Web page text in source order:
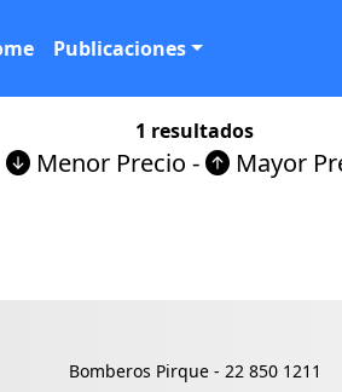
Publicaciones
1 resultados
Menor Precio - Mayor
Bomberos Pirque - 22 850 1211